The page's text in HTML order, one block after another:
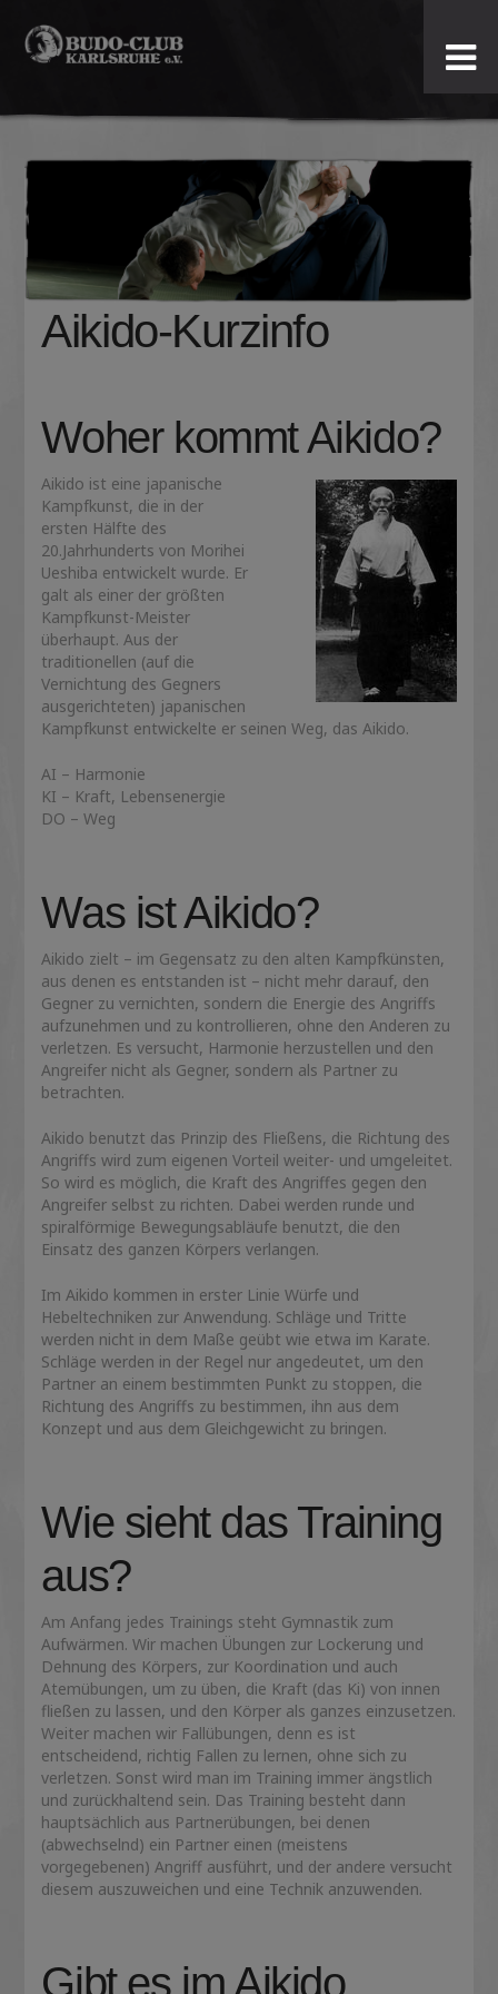
Budo-
Club
Karlsruhe
e.V.
Aikido-Kurzinfo
Woher kommt Aikido?
Aikido ist eine japanische
Kampfkunst, die in der
ersten Hälfte des
20.Jahrhunderts von Morihei
Ueshiba entwickelt wurde. Er
galt als einer der größten
Kampfkunst-Meister
überhaupt. Aus der
traditionellen (auf die
Vernichtung des Gegners
ausgerichteten) japanischen
Kampfkunst entwickelte er seinen Weg, das Aikido.
AI – Harmonie
KI – Kraft, Lebensenergie
DO – Weg
Was ist Aikido?
Aikido zielt – im Gegensatz zu den alten Kampfkünsten,
aus denen es entstanden ist – nicht mehr darauf, den
Gegner zu vernichten, sondern die Energie des Angriffs
aufzunehmen und zu kontrollieren, ohne den Anderen zu
verletzen. Es versucht, Harmonie herzustellen und den
Angreifer nicht als Gegner, sondern als Partner zu
betrachten.
Aikido benutzt das Prinzip des Fließens, die Richtung des
Angriffs wird zum eigenen Vorteil weiter- und umgeleitet.
So wird es möglich, die Kraft des Angriffes gegen den
Angreifer selbst zu richten. Dabei werden runde und
spiralförmige Bewegungsabläufe benutzt, die den
Einsatz des ganzen Körpers verlangen.
Im Aikido kommen in erster Linie Würfe und
Hebeltechniken zur Anwendung. Schläge und Tritte
werden nicht in dem Maße geübt wie etwa im Karate.
Schläge werden in der Regel nur angedeutet, um den
Partner an einem bestimmten Punkt zu stoppen, die
Richtung des Angriffs zu bestimmen, ihn aus dem
Konzept und aus dem Gleichgewicht zu bringen.
Wie sieht das Training
aus?
Am Anfang jedes Trainings steht Gymnastik zum
Aufwärmen. Wir machen Übungen zur Lockerung und
Dehnung des Körpers, zur Koordination und auch
Atemübungen, um zu üben, die Kraft (das Ki) von innen
fließen zu lassen, und den Körper als ganzes einzusetzen.
Weiter machen wir Fallübungen, denn es ist
entscheidend, richtig Fallen zu lernen, ohne sich zu
verletzen. Sonst wird man im Training immer ängstlich
und zurückhaltend sein. Das Training besteht dann
hauptsächlich aus Partnerübungen, bei denen
(abwechselnd) ein Partner einen (meistens
vorgegebenen) Angriff ausführt, und der andere versucht
diesem auszuweichen und eine Technik anzuwenden.
Gibt es im Aikido